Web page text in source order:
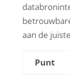
aan de
Punt